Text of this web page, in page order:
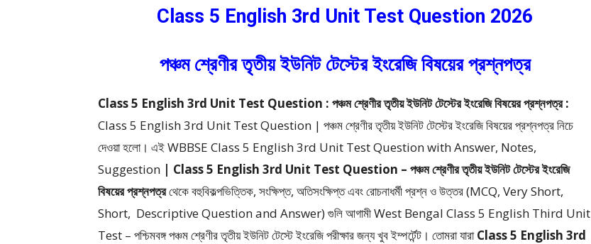
Class 5 English 3rd Unit Test Question 2026
পঞ্চম শ্রেণীর তৃতীয় ইউনিট টেস্টের ইংরেজি বিষয়ের প্রশ্নপত্র
Class 5 English 3rd Unit Test Question : পঞ্চম শ্রেণীর তৃতীয় ইউনিট টেস্টের ইংরেজি বিষয়ের প্রশ্নপত্র :
Class 5 English 3rd Unit Test Question | পঞ্চম শ্রেণীর তৃতীয় ইউনিট টেস্টের ইংরেজি বিষয়ের প্রশ্নপত্রনিচে
দেওয়া হলো। এই WBBSE Class 5 English 3rd Unit Test Question with Answer, Notes,
Suggestion | Class 5 English 3rd Unit Test Question – পঞ্চম শ্রেণীর তৃতীয় ইউনিট টেস্টের ইংরেজি
বিষয়ের প্রশ্নপত্রথেকেবহুবিকল্পভিত্তিক, সংক্ষিপ্ত, অতিসংক্ষিপ্ত এবং রোচনাধর্মী প্রশ্ন ও উত্তর (MCQ, Very Short,
Short, Descriptive Question and Answer)গুলি আগামী West Bengal Class 5 English Third Unit
Test – পশ্চিমবঙ্গ পঞ্চম শ্রেণীর তৃতীয় ইউনিট টেস্টে ইংরেজি পরীক্ষার জন্য খুব ইম্পর্টেন্ট। তোমরা যারাClass 5 English 3rd